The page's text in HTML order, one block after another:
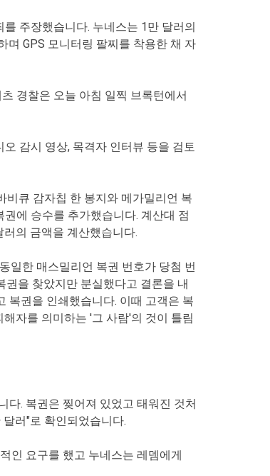
주장했습니다. 누네스는 1만 달러의
며 GPS 모니터링 팔찌를 착용한 채 자
경찰은 오늘 아침 일찍 브록턴에서
감시 영상, 목격자 인터뷰 등을 검토
큐 감자칩 한 봉지와 메가밀리언 복
에 승수를 추가했습니다. 계산대 점
의 금액을 계산했습니다.
일한 매스밀리언 복권 번호가 당첨 번
을 찾았지만 분실했다고 결론을 내
복권을 인쇄했습니다. 이때 고객은 복
자를 의미하는 '그 사람'의 것이 틀림
다. 복권은 찢어져 있었고 태워진 것처
러"로 확인되었습니다.
인 요구를 했고 누네스는 레뎀에게